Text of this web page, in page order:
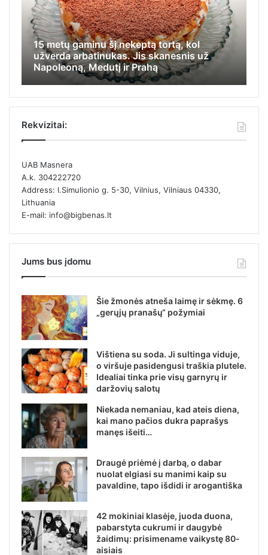
15 metų gaminu šį nekeptą tortą, kol
užverda arbatinukas. Jis skanesnis už
Napoleoną, Medutį ir Prahą
Rekvizitai:
UAB Masnera
A.k. 304222720
Address: I.Simulionio g. 5-30, Vilnius, Vilniaus 04330,
Lithuania
E-mail: info@bigbenas.lt
Jums bus įdomu
Šie žmonės atneša laimę ir sėkmę. 6
„gerųjų pranašų“ požymiai
Vištiena su soda. Ji sultinga viduje,
o viršuje pasidengusi traškia plutele.
Idealiai tinka prie visų garnyrų ir
daržovių salotų
Niekada nemaniau, kad ateis diena,
kai mano pačios dukra paprašys
manęs išeiti…
Draugė priėmė į darbą, o dabar
nuolat elgiasi su manimi kaip su
pavaldine, tapo išdidi ir arogantiška
42 mokiniai klasėje, juoda duona,
pabarstyta cukrumi ir daugybė
žaidimų: prisimename vaikystę 80-
aisiais